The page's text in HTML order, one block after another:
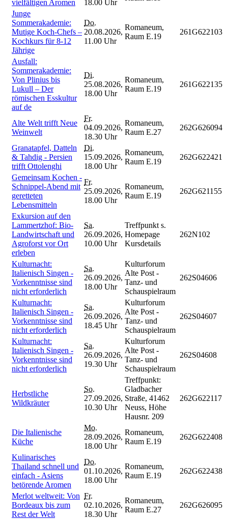
vielfältigen Aromen 18.00 Uhr
Junge
Sommerakademie:
Mutige Koch-Chefs –
Kochkurs für 8-12
Jährige
Do.
20.08.2026,
11.00 Uhr
Romaneum,
Raum E.19
261G622103
Ausfall:
Sommerakademie:
Von Plinius bis
Lukull – Der
römischen Esskultur
auf de
Di.
25.08.2026,
18.00 Uhr
Romaneum,
Raum E.19
261G622135
Alte Welt trifft Neue
Weinwelt
Fr.
04.09.2026,
18.30 Uhr
Romaneum,
Raum E.27
262G626094
Granatapfel, Datteln
& Tahdig - Persien
trifft Ottolenghi
Di.
15.09.2026,
18.00 Uhr
Romaneum,
Raum E.19
262G622421
Gemeinsam Kochen -
Schnippel-Abend mit
geretteten
Lebensmitteln
Fr.
25.09.2026,
18.00 Uhr
Romaneum,
Raum E.19
262G621155
Exkursion auf den
Lammertzhof: Bio-
Landwirtschaft und
Agroforst vor Ort
erleben
Sa.
26.09.2026,
10.00 Uhr
Treffpunkt s.
Homepage
Kursdetails
262N102
Kulturnacht:
Italienisch Singen -
Vorkenntnisse sind
nicht erforderlich
Sa.
26.09.2026,
18.00 Uhr
Kulturforum
Alte Post -
Tanz- und
Schauspielraum
262S04606
Kulturnacht:
Italienisch Singen -
Vorkenntnisse sind
nicht erforderlich
Sa.
26.09.2026,
18.45 Uhr
Kulturforum
Alte Post -
Tanz- und
Schauspielraum
262S04607
Kulturnacht:
Italienisch Singen -
Vorkenntnisse sind
nicht erforderlich
Sa.
26.09.2026,
19.30 Uhr
Kulturforum
Alte Post -
Tanz- und
Schauspielraum
262S04608
Herbstliche
Wildkräuter
So.
27.09.2026,
10.30 Uhr
Treffpunkt:
Gladbacher
Straße, 41462
Neuss, Höhe
Hausnr. 209
262G622117
Die Italienische
Küche
Mo.
28.09.2026,
18.00 Uhr
Romaneum,
Raum E.19
262G622408
Kulinarisches
Thailand schnell und
einfach - Asiens
betörende Aromen
Do.
01.10.2026,
18.00 Uhr
Romaneum,
Raum E.19
262G622438
Merlot weltweit: Von
Bordeaux bis zum
Rest der Welt
Fr.
02.10.2026,
18.30 Uhr
Romaneum,
Raum E.27
262G626095